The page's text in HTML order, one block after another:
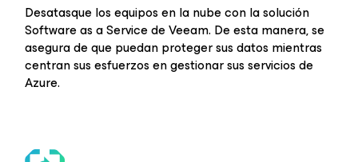
Desatasque los equipos en la nube con la solución
Software as a Service de Veeam. De esta manera, se
asegura de que puedan proteger sus datos mientras
centran sus esfuerzos en gestionar sus servicios de
Azure.